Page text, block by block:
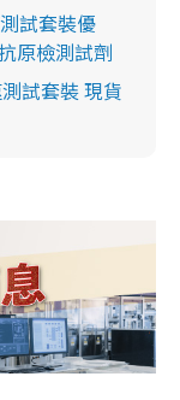
試套裝優
原檢測試劑
試套裝 現貨